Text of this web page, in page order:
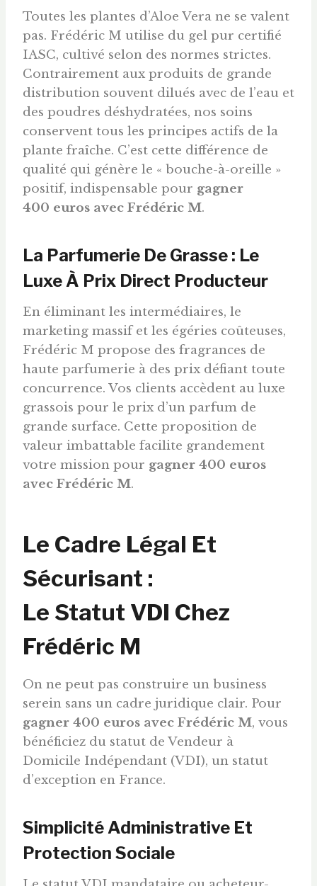
Toutes les plantes d’Aloe Vera ne se valent
pas. Frédéric M utilise du gel pur certifié
IASC, cultivé selon des normes strictes.
Contrairement aux produits de grande
distribution souvent dilués avec de l’eau et
des poudres déshydratées, nos soins
conservent tous les principes actifs de la
plante fraîche. C’est cette différence de
qualité qui génère le « bouche-à-oreille »
positif, indispensable pour gagner
400 euros avec Frédéric M.
La Parfumerie De Grasse : Le
Luxe À Prix Direct Producteur
En éliminant les intermédiaires, le
marketing massif et les égéries coûteuses,
Frédéric M propose des fragrances de
haute parfumerie à des prix défiant toute
concurrence. Vos clients accèdent au luxe
grassois pour le prix d’un parfum de
grande surface. Cette proposition de
valeur imbattable facilite grandement
votre mission pour gagner 400 euros
avec Frédéric M.
Le Cadre Légal Et
Sécurisant :
Le Statut VDI Chez
Frédéric M
On ne peut pas construire un business
serein sans un cadre juridique clair. Pour
gagner 400 euros avec Frédéric M, vous
bénéficiez du statut de Vendeur à
Domicile Indépendant (VDI), un statut
d’exception en France.
Simplicité Administrative Et
Protection Sociale